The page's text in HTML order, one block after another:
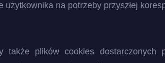
na potrzeby przyszłej
także plików cookies